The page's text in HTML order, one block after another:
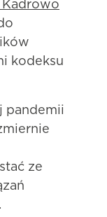
Kadrowo
kodeksu
pandemii
ze